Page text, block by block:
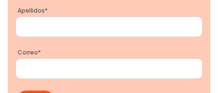
Apellidos*
Correo*